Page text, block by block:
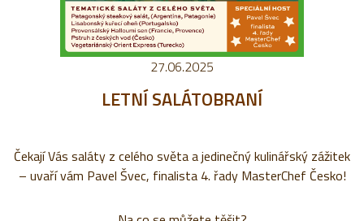
27.06.2025
LETNÍ SALÁTOBRANÍ
Čekají Vás saláty z celého světa a jedinečný kulinářský zážitek
– uvaří vám Pavel Švec, finalista 4. řady MasterChef Česko!